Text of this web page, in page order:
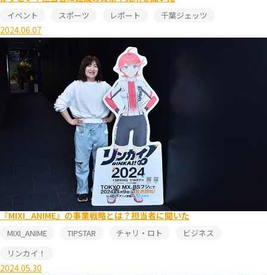
イベント スポーツ レポート 千葉ジェッツ
2024.06.07
『MIXI_ANIME』の事業戦略とは？担当者に聞いた
MIXI_ANIME TIPSTAR チャリ・ロト
ビジネス
リンカイ！
2024.05.30